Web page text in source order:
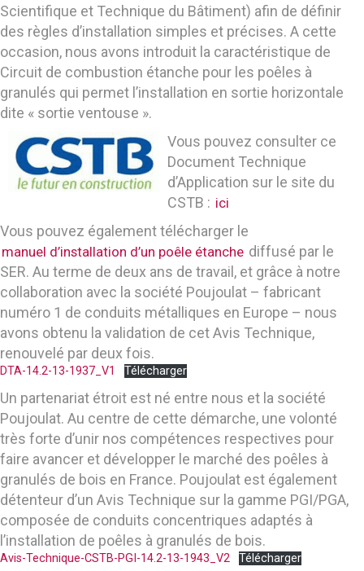
Scientifique et Technique du Bâtiment) afin de définir
des règles d’installation simples et précises. A cette
occasion, nous avons introduit la caractéristique de
Circuit de combustion étanche pour les poêles à
granulés qui permet l’installation en sortie horizontale
dite « sortie ventouse ».
Vous pouvez consulter ce
Document Technique
d’Application sur le site du
CSTB : ici
Vous pouvez également télécharger le
manuel d’installation d’un poêle étanche diffusé par le
SER. Au terme de deux ans de travail, et grâce à notre
collaboration avec la société Poujoulat – fabricant
numéro 1 de conduits métalliques en Europe – nous
avons obtenu la validation de cet Avis Technique,
renouvelé par deux fois.
DTA-14.2-13-1937_V1 Télécharger
Un partenariat étroit est né entre nous et la société
Poujoulat. Au centre de cette démarche, une volonté
très forte d’unir nos compétences respectives pour
faire avancer et développer le marché des poêles à
granulés de bois en France. Poujoulat est également
détenteur d’un Avis Technique sur la gamme PGI/PGA,
composée de conduits concentriques adaptés à
l’installation de poêles à granulés de bois.
Avis-Technique-CSTB-PGI-14.2-13-1943_V2 Télécharger